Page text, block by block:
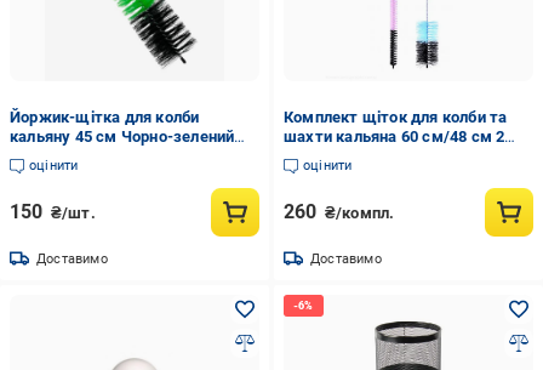
Йоржик-щітка для колби
кальяну 45 см Чорно-зелений
(2736199698)
оцінити
150 ₴/шт.
Доставимо
Комплект щіток для колби та
шахти кальяна 60 см/48 см 2
шт.
оцінити
260 ₴/компл.
Доставимо